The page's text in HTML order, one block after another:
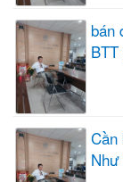
bán
Cần
Như